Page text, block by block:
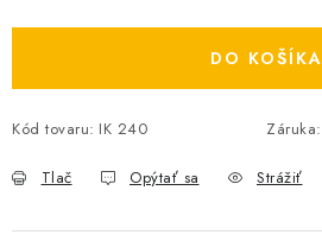
DO KOŠÍKA
Kód tovaru: IK 240 Záruka:
Tlač Opýtať sa Strážiť